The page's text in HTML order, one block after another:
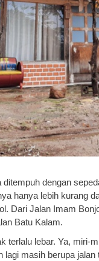
dengan
hanya lebih kurang
Dari Jalan Imam
Batu Kalam.
terlalu lebar. Ya, miri-
masih berupa